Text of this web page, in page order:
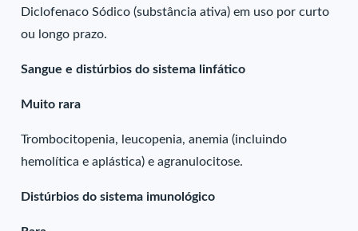
Diclofenaco Sódico (substância ativa) em uso por curto
ou longo prazo.
Sangue e distúrbios do sistema linfático
Muito rara
Trombocitopenia, leucopenia, anemia (incluindo
hemolítica e aplástica) e agranulocitose.
Distúrbios do sistema imunológico